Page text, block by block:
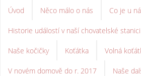
Úvod Něco málo o nás Co je u
Historie událostí v naší chovatelské stanici
Naše kočičky Koťátka Volná
V novém domově do r. 2017 Naše